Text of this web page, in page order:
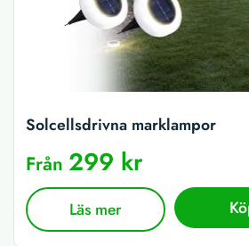
Solcellsdrivna marklampor
Från 299 kr
Läs mer